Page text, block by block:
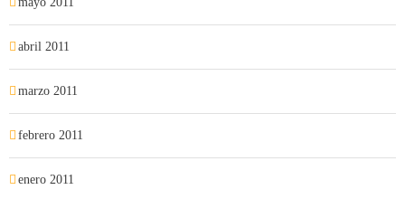
abril 2011
marzo 2011
febrero 2011
enero 2011